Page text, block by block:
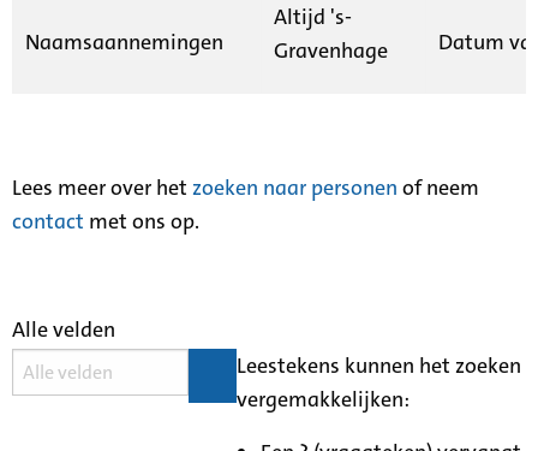
Naamsaannemingen
Altijd 's-
Gravenhage
Datum
Lees meer over het zoeken naar personen of neem
contact met ons op.
Alle velden
Leestekens kunnen het zoeken
vergemakkelijken: